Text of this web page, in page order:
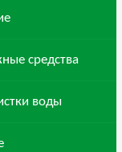
средства
воды